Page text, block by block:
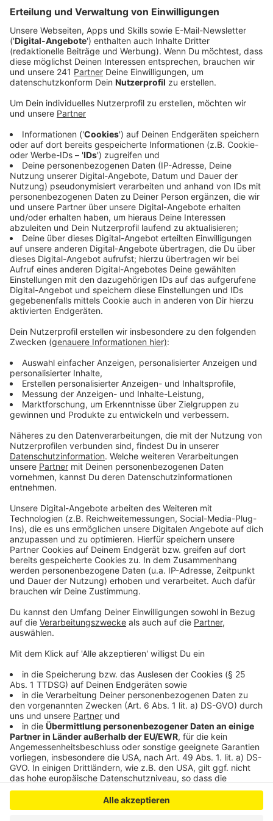
Anzeige
Ulrich Bremer auf Nachfrage mitgeteilt.
Veröffentlicht:Montag, 28.08.2023 16:39
Anzeige
Aktuell prüft die Staatsanwaltschaft die Beantragung
eines Haftbefehls, der Mann soll noch am Montag vor
den Ermittlungsrichter. Nach dem anderen Mann werde
intensiv gefahndet, er ist aber ebenfalls schon
identifiziert. Weitere Details will Bremer nicht nennen
um die Ermittlungen nicht zu gefährden. Derweil ist die
Leiche des 19-Jährigen bereits obduziert worden, zu
den Ergebnissen will sich der Oberstaatsanwalt nicht
äußern.
Der 19-Jährige war am Sonntag Morgen nahe des
Kreisverkehrs an der Sparkasse blutüberströmt
entdeckt worden und noch vor Ort gestorben. Eine
Mordkommission ermittelt. Die Stadt Radevormwald
und viele Mitbürger zeigen sich erschüttert. Die
Flaggen vor dem Rathaus wehen auf Halbmast,
Bürgermeister Mans hat das so angeordnet.
Seit dem Vorfall brodelt in Radevormwald die
Gerüchteküche: Unter anderem wurde über drei
Festnahmen und einen Zusammenhang mit
Drogengeschäften spekuliert außerdem soll die Tat
selbst sich geäußert: Dabei geht es darum, dass in den
sozialen Netzwerken immer wieder ein Zusammenhang
mit der Tat und der Veranstaltung „Radevormwald
karibisch“ hergestellt wurde. Da sagt Bürgermeisten
Verwaltung gibt es den Zusammenhang nicht – allein
auf Grund des zeitlichen Abstands. Denn:
Radevormwald karibisch war jeden Tag um
Mitternacht vorbei. Im Vorfeld dieser Mitteilung habe
man sich mit dem Ordnungsamt und dem Veranstalter
ausgetauscht und es habe während der Veranstaltung
eingreifen musste.
Anzeige